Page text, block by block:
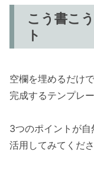
こう書こ
ト
空欄を埋めるだけ
完成するテンプレー
3つのポイントが
活用してみてくださ